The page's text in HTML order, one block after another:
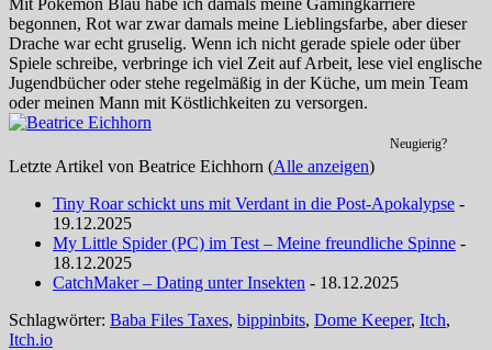
Mit Pokemon Blau habe ich damals meine Gamingkarriere
begonnen, Rot war zwar damals meine Lieblingsfarbe, aber dieser
Drache war echt gruselig. Wenn ich nicht gerade spiele oder über
Spiele schreibe, verbringe ich viel Zeit auf Arbeit, lese viel englische
Jugendbücher oder stehe regelmäßig in der Küche, um mein Team
oder meinen Mann mit Köstlichkeiten zu versorgen.
Neugierig?
Letzte Artikel von Beatrice Eichhorn (Alle anzeigen)
Tiny Roar schickt uns mit Verdant in die Post-Apokalypse -
19.12.2025
My Little Spider (PC) im Test – Meine freundliche Spinne -
18.12.2025
CatchMaker – Dating unter Insekten - 18.12.2025
Schlagwörter: Baba Files Taxes, bippinbits, Dome Keeper, Itch,
Itch.io